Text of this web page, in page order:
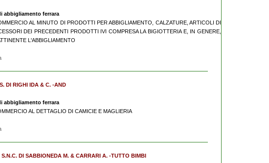
abbigliamento ferrara
AL MINUTO DI PRODOTTI PER ABBIGLIAMENTO, CALZATURE, ARTICOLI DI
DEI PRECEDENTI PRODOTTI IVI COMPRESA LA BIGIOTTERIA E, IN GENERE,
L'ABBIGLIAMENTO
DI RIGHI IDA & C. -AND
abbigliamento ferrara
AL DETTAGLIO DI CAMICIE E MAGLIERIA
DI SABBIONEDA M. & CARRARI A. -TUTTO BIMBI